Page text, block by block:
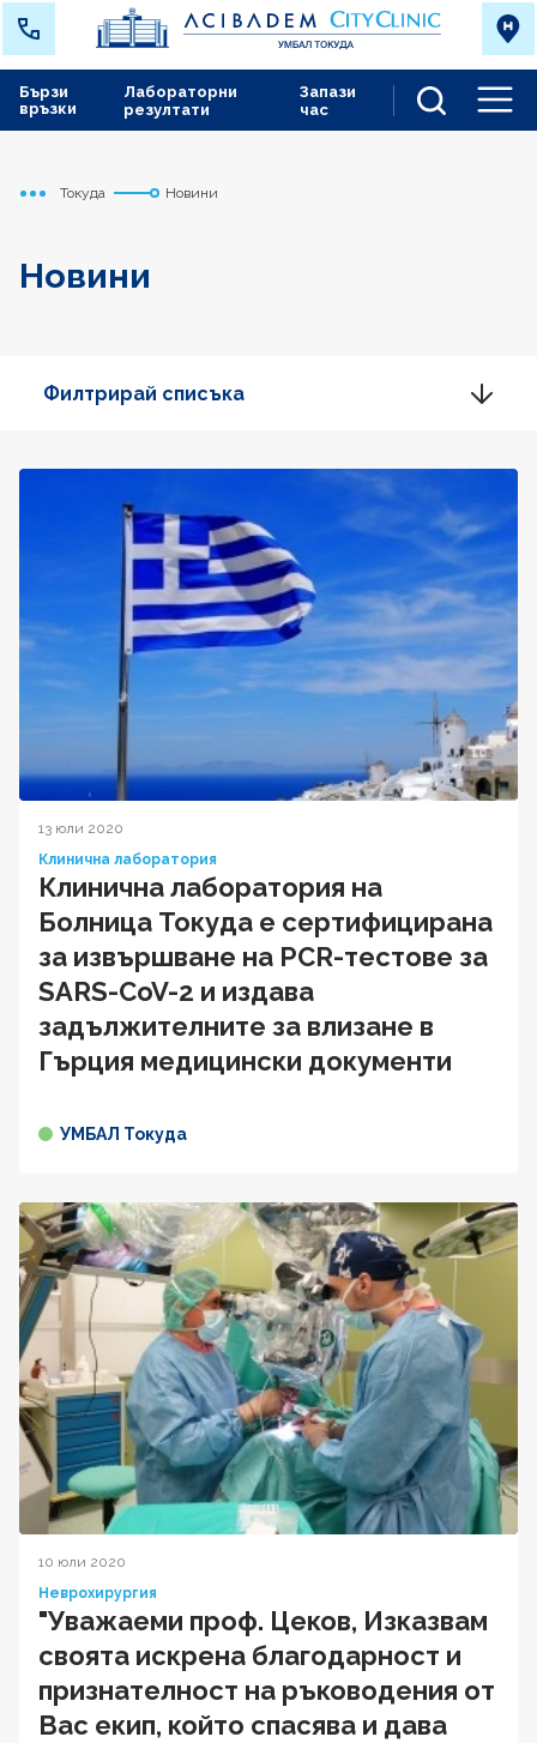
Лабораторни
резултати
Запази
час
Бързи
връзки
Начало
Токуда Новини
Новини
Филтрирай списъка
13 юли 2020
Клинична лаборатория
Клинична лаборатория на
Болница Токуда е сертифицирана
за извършване на PCR-тестове за
SARS-CoV-2 и издава
задължителните за влизане в
Гърция медицински документи
УМБАЛ Токуда
10 юли 2020
Неврохирургия
"Уважаеми проф. Цеков, Изказвам
своята искрена благодарност и
признателност на ръководения от
Вас екип, който спасява и дава